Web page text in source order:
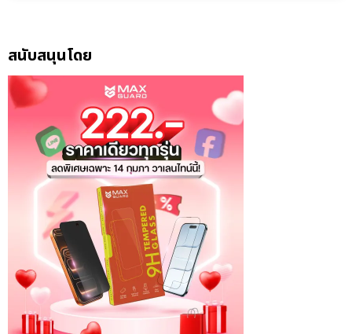
สนับสนุนโดย